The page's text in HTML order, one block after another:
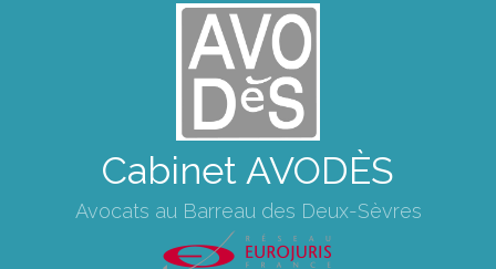
Cabinet AVODÈS
Avocats au Barreau des Deux-Sèvres